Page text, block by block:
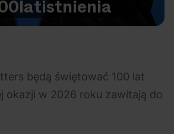
latistnienia
będą świętować 100 lat
okazji w 2026 roku zawitają do